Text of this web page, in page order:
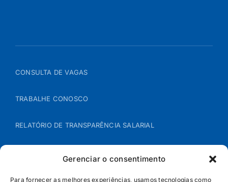
Gerenciar o consentimento
Para fornecer as melhores experiências, usamos tecnologias como
CONSULTA DE VAGAS
TRABALHE CONOSCO
RELATÓRIO DE TRANSPARÊNCIA SALARIAL
POLÍTICA DE COOKIES